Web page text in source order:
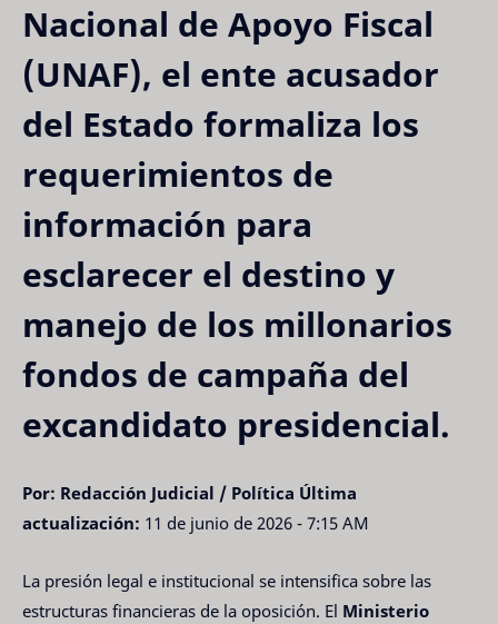
Nacional de Apoyo Fiscal
(UNAF), el ente acusador
del Estado formaliza los
requerimientos de
información para
esclarecer el destino y
manejo de los millonarios
fondos de campaña del
excandidato presidencial.
Por: Redacción Judicial / Política Última
actualización: 11 de junio de 2026 - 7:15 AM
La presión legal e institucional se intensifica sobre las
estructuras financieras de la oposición. El Ministerio